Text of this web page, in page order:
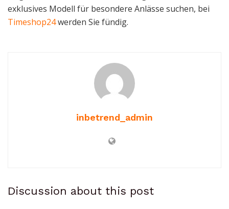
exklusives Modell für besondere Anlässe suchen, bei
Timeshop24werden Sie fündig.
inbetrend_admin
Discussion about this post